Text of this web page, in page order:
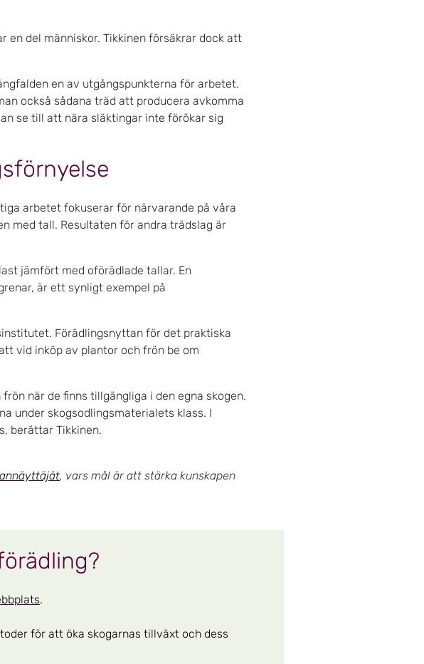
en del människor. Tikkinen försäkrar dock att
en av utgångspunkterna för arbetet.
också sådana träd att producera avkomma
se till att nära släktingar inte förökar sig
arbetet fokuserar för närvarande på våra
med tall. Resultaten för andra trädslag är
jämfört med oförädlade tallar. En
är ett synligt exempel på
Förädlingsnyttan för det praktiska
vid inköp av plantor och frön be om
när de finns tillgängliga i den egna skogen.
under skogsodlingsmaterialets klass. I
berättar Tikkinen.
, vars mål är att stärka kunskapen
.
för att öka skogarnas tillväxt och dess